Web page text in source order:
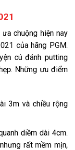
chuộng hiện nay
của hãng PGM.
cú đánh putting
Những ưu điểm
3m và chiều rộng
diềm dài 4cm.
rất mềm mịn,